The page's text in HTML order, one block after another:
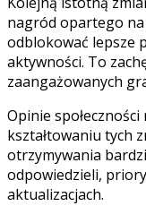
nagród opartego
odblokować lepsze
aktywności. To
zaangażowanych
Opinie społeczności
kształtowaniu tych
otrzymywania
odpowiedzieli,
aktualizacjach.